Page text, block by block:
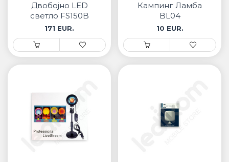
Двобојно LED
светло FS150B
171 EUR.
Кампинг Ламба
BL04
10 EUR.